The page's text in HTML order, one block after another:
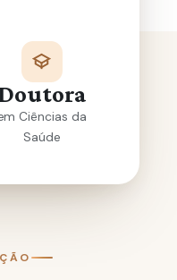
Ciências da
Saúde